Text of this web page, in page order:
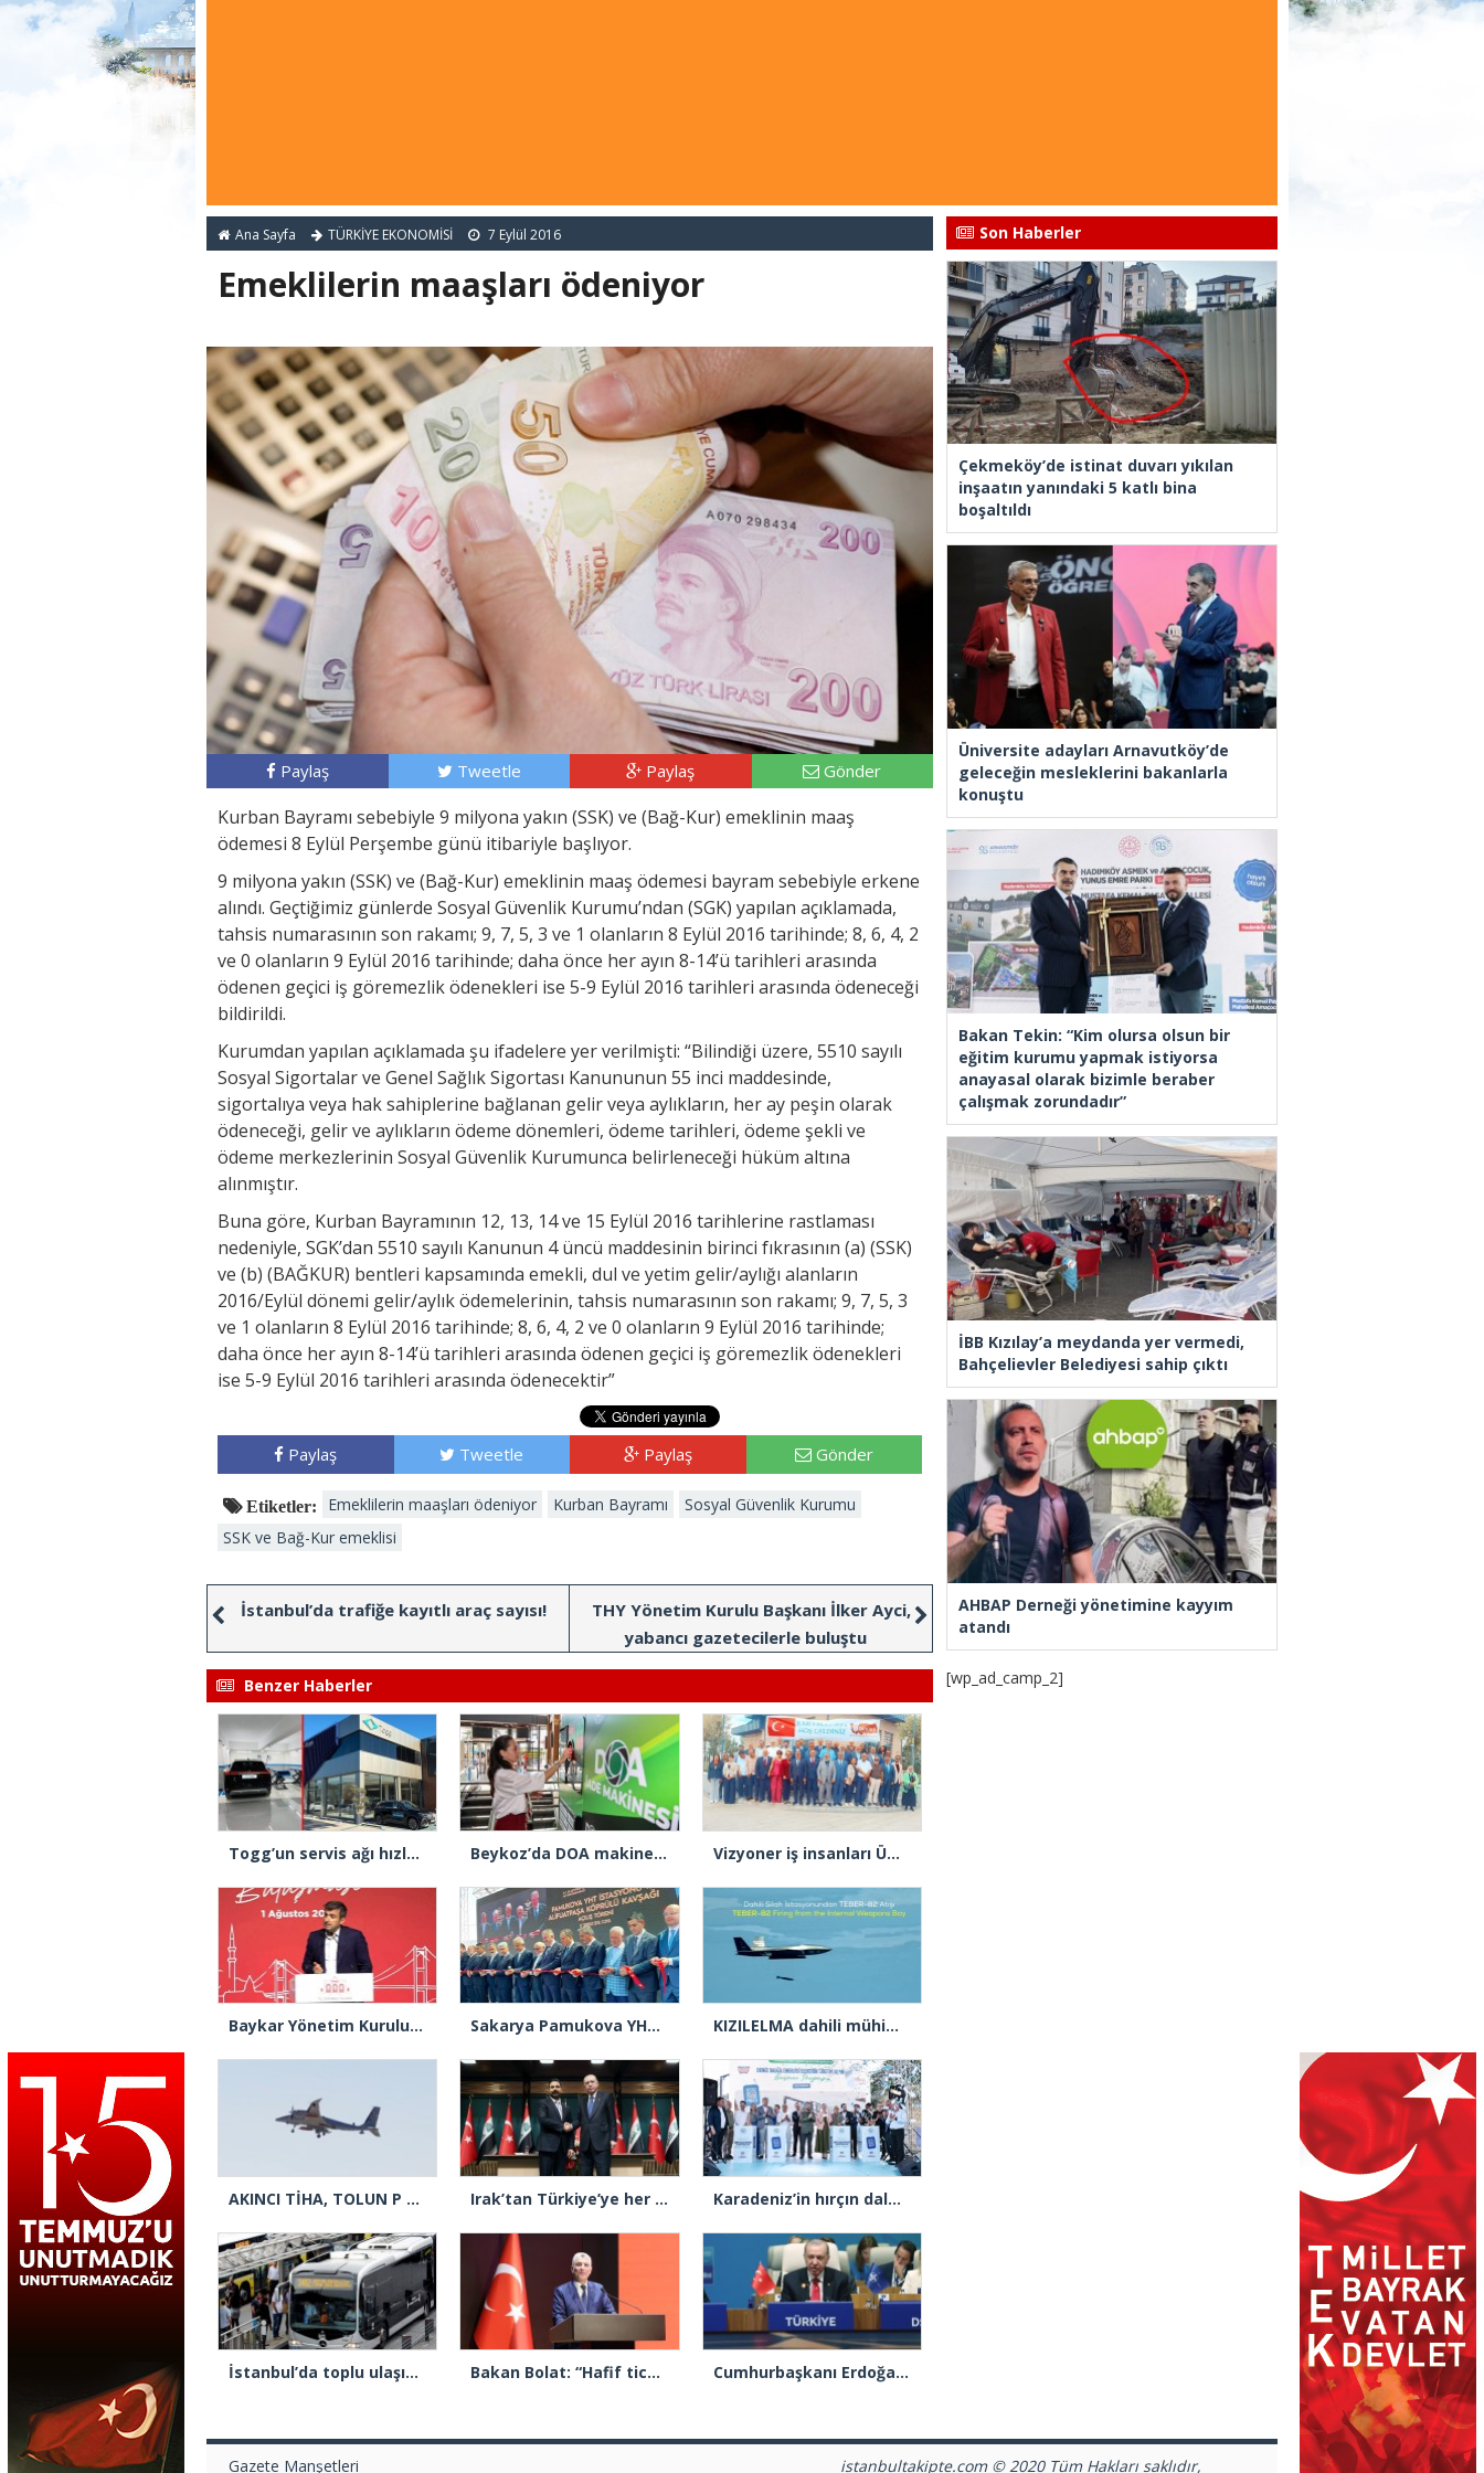
Ana Sayfa TÜRKİYE EKONOMİSİ 7 Eylül 2016
Emeklilerin maaşları ödeniyor
Paylaş Tweetle Paylaş Gönder
Kurban Bayramı sebebiyle 9 milyona yakın (SSK) ve (Bağ-Kur) emeklinin maaş
ödemesi 8 Eylül Perşembe günü itibariyle başlıyor.
9 milyona yakın (SSK) ve (Bağ-Kur) emeklinin maaş ödemesi bayram sebebiyle erkene
alındı. Geçtiğimiz günlerde Sosyal Güvenlik Kurumu’ndan (SGK) yapılan açıklamada,
tahsis numarasının son rakamı; 9, 7, 5, 3 ve 1 olanların 8 Eylül 2016 tarihinde; 8, 6, 4, 2
ve 0 olanların 9 Eylül 2016 tarihinde; daha önce her ayın 8-14’ü tarihleri arasında
ödenen geçici iş göremezlik ödenekleri ise 5-9 Eylül 2016 tarihleri arasında ödeneceği
bildirildi.
Kurumdan yapılan açıklamada şu ifadelere yer verilmişti: “Bilindiği üzere, 5510 sayılı
Sosyal Sigortalar ve Genel Sağlık Sigortası Kanununun 55 inci maddesinde,
sigortalıya veya hak sahiplerine bağlanan gelir veya aylıkların, her ay peşin olarak
ödeneceği, gelir ve aylıkların ödeme dönemleri, ödeme tarihleri, ödeme şekli ve
ödeme merkezlerinin Sosyal Güvenlik Kurumunca belirleneceği hüküm altına
alınmıştır.
Buna göre, Kurban Bayramının 12, 13, 14 ve 15 Eylül 2016 tarihlerine rastlaması
nedeniyle, SGK’dan 5510 sayılı Kanunun 4 üncü maddesinin birinci fıkrasının (a) (SSK)
ve (b) (BAĞKUR) bentleri kapsamında emekli, dul ve yetim gelir/aylığı alanların
2016/Eylül dönemi gelir/aylık ödemelerinin, tahsis numarasının son rakamı; 9, 7, 5, 3
ve 1 olanların 8 Eylül 2016 tarihinde; 8, 6, 4, 2 ve 0 olanların 9 Eylül 2016 tarihinde;
daha önce her ayın 8-14’ü tarihleri arasında ödenen geçici iş göremezlik ödenekleri
ise 5-9 Eylül 2016 tarihleri arasında ödenecektir”
Paylaş Tweetle Paylaş Gönder
Etiketler: Emeklilerin maaşları ödeniyor Kurban Bayramı
Sosyal Güvenlik Kurumu
SSK ve Bağ-Kur emeklisi
İstanbul’da trafiğe kayıtlı araç sayısı!
THY Yönetim Kurulu Başkanı İlker Ayci,
yabancı gazetecilerle buluştu
Benzer Haberler
Togg’un servis ağı hızla büyüyor Beykoz’da DOA makineleri yaygınlaşıyor Vizyoner iş insanları Ümraniye’de buluştu
Baykar Yönetim Kurulu Başkanı Bayraktar: “Büyük ve önemli eserler konfor alanının dışında kalmaya razı olanlar tarafından gerçekleştirildi” Sakarya Pamukova YHT istasyonu ve Alifuatpaşa Köprülü Kavşağı açılışı gerçekleşti KIZILELMA dahili mühimmat yuvasından ilk atış testlerini başarıyla tamamladı
AKINCI TİHA, TOLUN P mühimmatı ile yaptığı çifte vuruşta hedefi tam isabetle vurdu Irak’tan Türkiye’ye her gün 1 milyon varil petrol Karadeniz’in hırçın dalgaları Arnavutköy’de enerjiye dönüştü
İstanbul’da toplu ulaşıma yüzde 10 zam yapıldı Bakan Bolat: “Hafif ticari araç üretiminde Avrupa’da birinci sıradayız” Cumhurbaşkanı Erdoğan: ”Savunma hedeflerine 5 yıl erken ulaşacağız”
Son Haberler
Çekmeköy’de istinat duvarı yıkılan
inşaatın yanındaki 5 katlı bina
boşaltıldı
Üniversite adayları Arnavutköy’de
geleceğin mesleklerini bakanlarla
konuştu
Bakan Tekin: “Kim olursa olsun bir
eğitim kurumu yapmak istiyorsa
anayasal olarak bizimle beraber
çalışmak zorundadır”
İBB Kızılay’a meydanda yer vermedi,
Bahçelievler Belediyesi sahip çıktı
AHBAP Derneği yönetimine kayyım
atandı
[wp_ad_camp_2]
Gazete Manşetleri istanbultakipte.com © 2020 Tüm Hakları saklıdır,